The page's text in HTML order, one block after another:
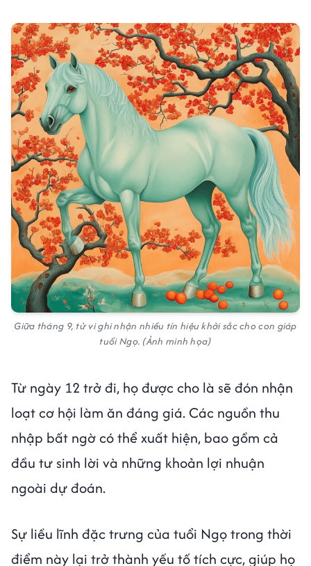
Giữa tháng 9, tử vi ghi nhận nhiều tín hiệu khởi sắc cho con giáp
tuổi Ngọ. (Ảnh minh họa)
Từ ngày 12 trở đi, họ được cho là sẽ đón nhận
loạt cơ hội làm ăn đáng giá. Các nguồn thu
nhập bất ngờ có thể xuất hiện, bao gồm cả
đầu tư sinh lời và những khoản lợi nhuận
ngoài dự đoán.
Sự liều lĩnh đặc trưng của tuổi Ngọ trong thời
điểm này lại trở thành yếu tố tích cực, giúp họ